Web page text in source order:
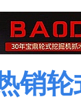
热销